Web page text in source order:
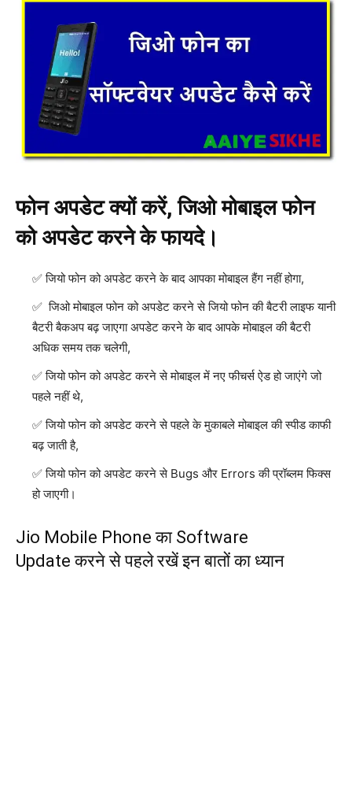
फोन अपडेट क्यों करें, जिओ मोबाइल फोन
को अपडेट करने के फायदे।
जियो फोन को अपडेट करने के बाद आपका मोबाइल हैंग नहीं होगा,
जिओ मोबाइल फोन को अपडेट करने से जियो फोन की बैटरी लाइफ यानी
बैटरी बैकअप बढ़ जाएगा अपडेट करने के बाद आपके मोबाइल की बैटरी
अधिक समय तक चलेगी,
जियो फोन को अपडेट करने से मोबाइल में नए फीचर्स ऐड हो जाएंगे जो
पहले नहीं थे,
जियो फोन को अपडेट करने से पहले के मुकाबले मोबाइल की स्पीड काफी
बढ़ जाती है,
जियो फोन को अपडेट करने से Bugs और Errors की प्रॉब्लम फिक्स
हो जाएगी।
Jio Mobile Phone का Software
Update करने से पहले रखें इन बातों का ध्यान